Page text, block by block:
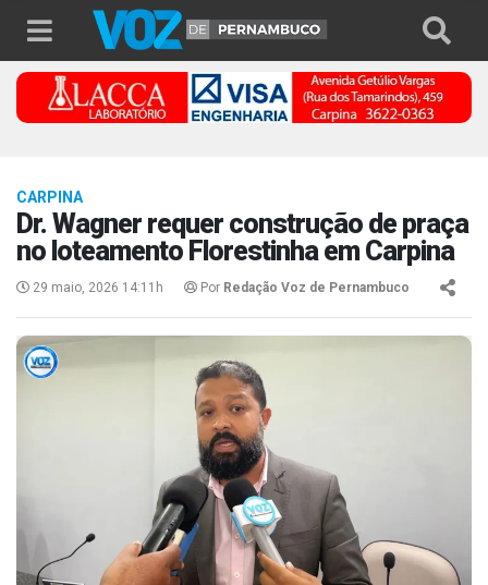
CARPINA
Dr. Wagner requer construção de praça
no loteamento Florestinha em Carpina
29 maio, 2026 14:11h Por Redação Voz de Pernambuco